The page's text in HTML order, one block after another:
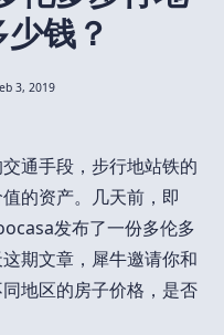
钱？
3, 2019
通手段，步行地站铁的
的资产。几天前，即
发布了一份多伦多
期文章，犀牛邀请你和
地区的房子价格，是否